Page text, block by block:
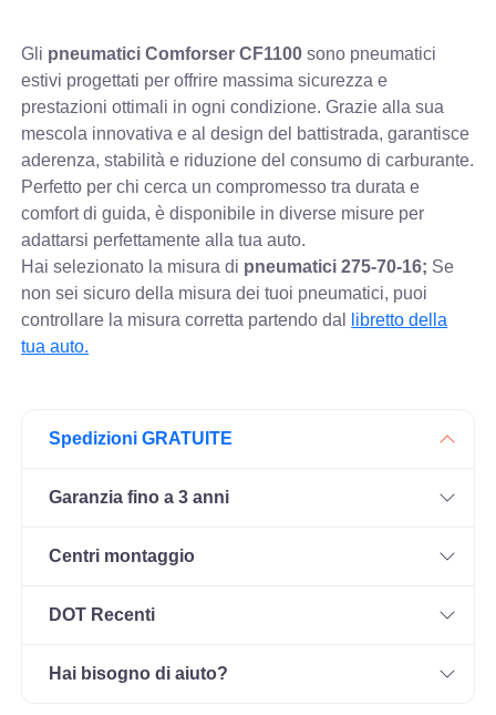
Gli pneumatici Comforser CF1100 sono pneumatici
estivi progettati per offrire massima sicurezza e
prestazioni ottimali in ogni condizione. Grazie alla sua
mescola innovativa e al design del battistrada, garantisce
aderenza, stabilità e riduzione del consumo di carburante.
Perfetto per chi cerca un compromesso tra durata e
comfort di guida, è disponibile in diverse misure per
adattarsi perfettamente alla tua auto.
Hai selezionato la misura di pneumatici275-70-16; Se
non sei sicuro della misura dei tuoi pneumatici, puoi
controllare la misura corretta partendo dal
libretto della
tua auto.
Spedizioni GRATUITE
Garanzia fino a 3 anni
Centri montaggio
DOT Recenti
Hai bisogno di aiuto?